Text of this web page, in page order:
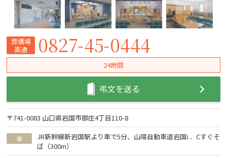
葬儀場
直通
0827-45-0444
24時間
弔文を送る
〒741-0083 山口県岩国市御庄4丁目110-8
車
JR新幹線新岩国駅より車で5分、山陽自動車道岩国I.．Cすぐそ
ば（300m）